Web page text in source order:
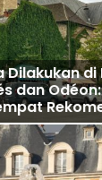
Dilakukan
dan